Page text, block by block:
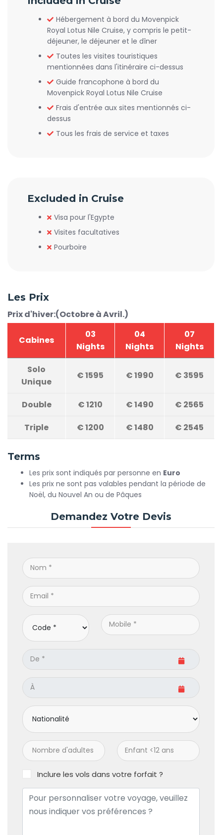
Hébergement à bord du Movenpick
Royal Lotus Nile Cruise, y compris le petit-
déjeuner, le déjeuner et le dîner
Toutes les visites touristiques
mentionnées dans l'itinéraire ci-dessus
Guide francophone à bord du
Movenpick Royal Lotus Nile Cruise
Frais d'entrée aux sites mentionnés ci-
dessus
Tous les frais de service et taxes
Excluded in Cruise
Visa pour l'Egypte
Visites facultatives
Pourboire
Les Prix
Prix d'hiver:(Octobre à Avril.)
Cabines
03
Nights
04
Nights
07
Nights
Solo
Unique
€1595 €1990 € 3595
Double €1210 €1490 € 2565
Triple
€1200 €1480 € 2545
Terms
Les prix sont indiqués par personne en Euro
Les prix ne sont pas valables pendant la période de
Noël, du Nouvel An ou de Pâques
Demandez Votre Devis
Inclure les vols dans votre forfait ?